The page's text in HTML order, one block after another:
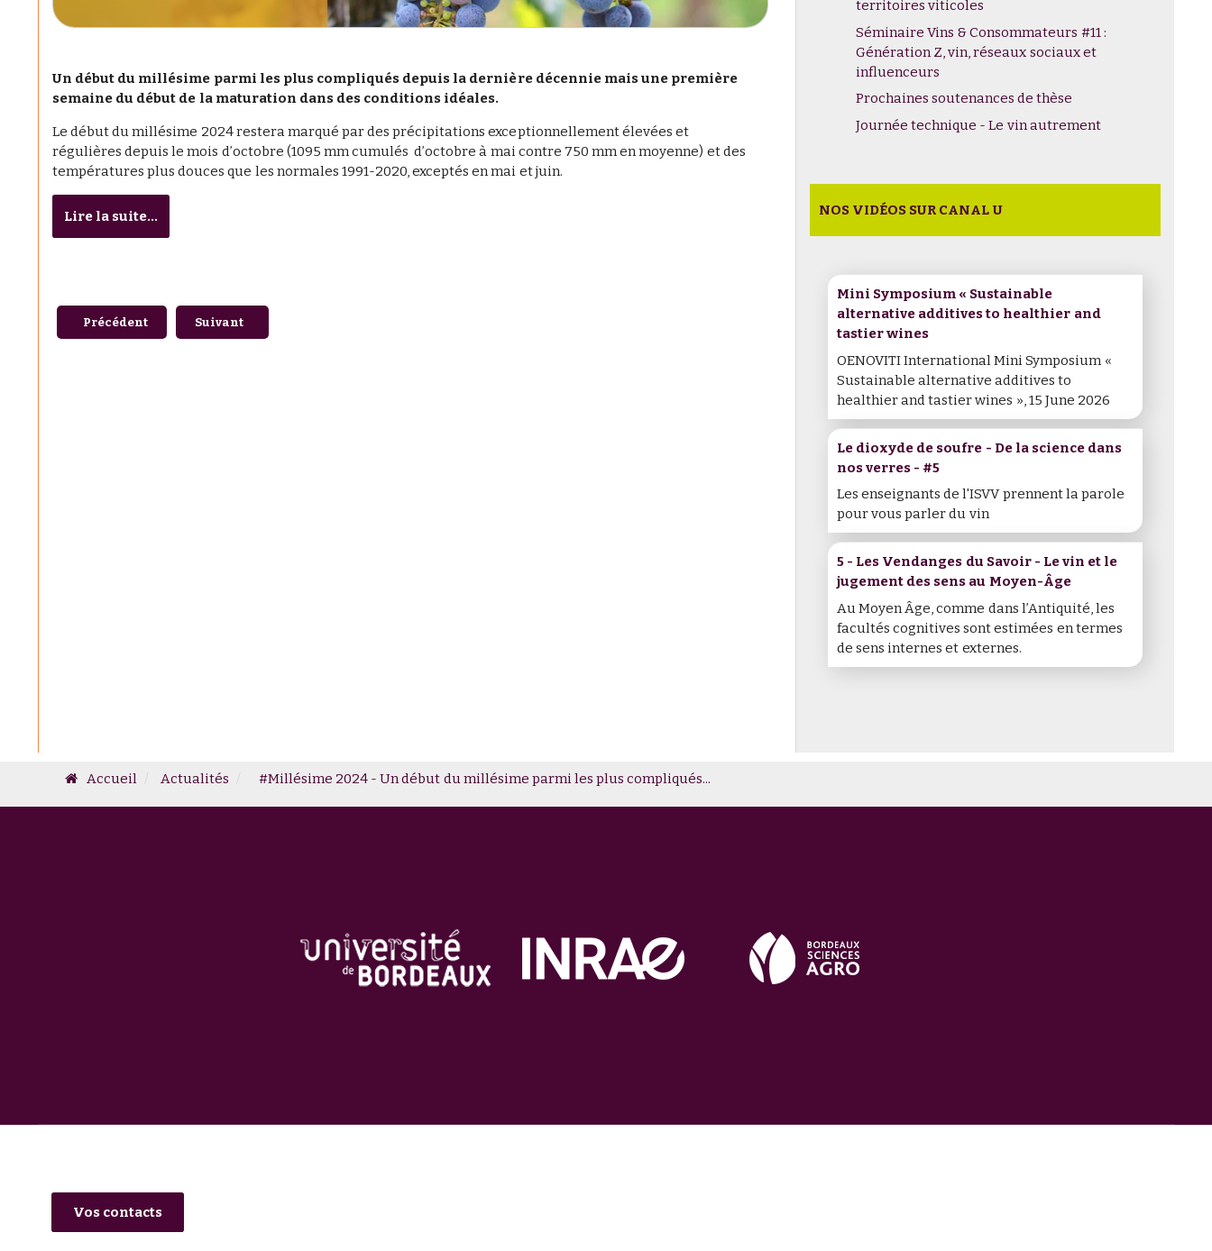
Un début du millésime parmi les plus compliqués depuis la dernière décennie mais une première
semaine du début de la maturation dans des conditions idéales.
Le début du millésime 2024 restera marqué par des précipitations exceptionnellement élevées et
régulières depuis le mois d’octobre (1095 mm cumulés d’octobre à mai contre 750 mm en moyenne) et des
températures plus douces que les normales 1991-2020, exceptés en mai et juin.
Lire la suite...
Article précédent : Le 14 novembre 2024, venez élaborer votre propre bière avec l'ISVV
Précédent Article suivant : Nouveau catalogue - Pour se spécialiser tout en continuant son activité
Suivant
territoires viticoles
Séminaire Vins & Consommateurs #11 :
Génération Z, vin, réseaux sociaux et
influenceurs
Prochaines soutenances de thèse
Journée technique - Le vin autrement
NOS VIDÉOS SUR CANAL U
Mini Symposium « Sustainable
alternative additives to healthier and
tastier wines
OENOVITI International Mini Symposium «
Sustainable alternative additives to
healthier and tastier wines », 15 June 2026
Le dioxyde de soufre - De la science dans
nos verres - #5
Les enseignants de l'ISVV prennent la parole
pour vous parler du vin
5 - Les Vendanges du Savoir - Le vin et le
jugement des sens au Moyen-Âge
Au Moyen Âge, comme dans l’Antiquité, les
facultés cognitives sont estimées en termes
de sens internes et externes.
Accueil Actualités #Millésime 2024 - Un début du millésime parmi les plus compliqués...
Vos contacts